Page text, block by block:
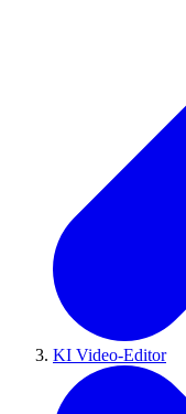
KI Video-Editor